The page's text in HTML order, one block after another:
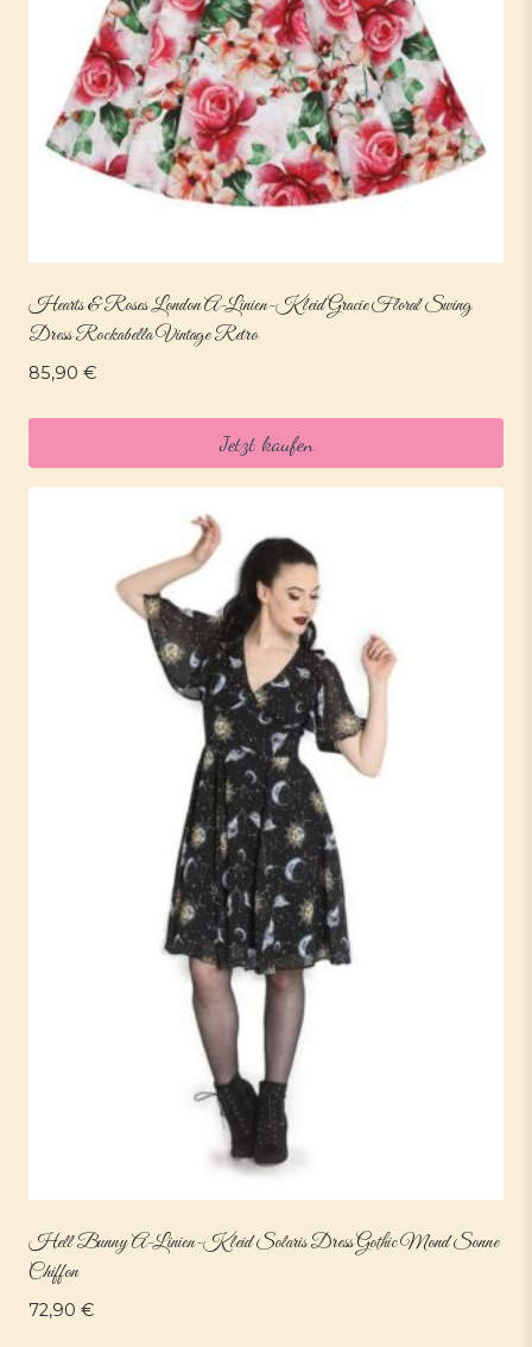
Hearts & Roses London A-Linien-Kleid Gracie Floral Swing
Dress Rockabella Vintage Retro
85,90 €
Jetzt kaufen
Hell Bunny A-Linien-Kleid Solaris Dress Gothic Mond Sonne
Chiffon
72,90 €